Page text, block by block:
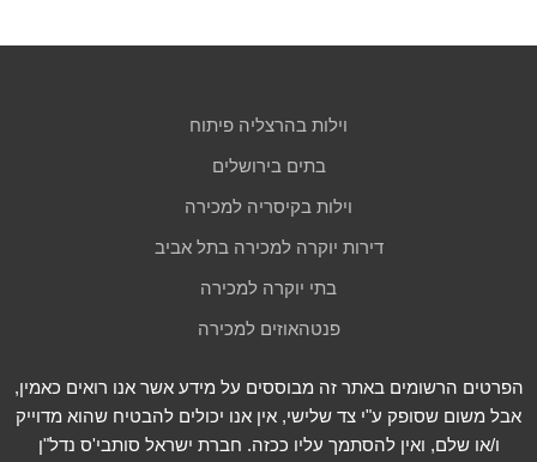
וילות בהרצליה פיתוח
בתים בירושלים
וילות בקיסריה למכירה
דירות יוקרה למכירה בתל אביב
בתי יוקרה למכירה
פנטהאוזים למכירה
הפרטים הרשומים באתר זה מבוססים על מידע אשר אנו רואים כאמין,
אבל משום שסופק ע"י צד שלישי, אין אנו יכולים להבטיח שהוא מדוייק
ו/או שלם, ואין להסתמך עליו ככזה. חברת ישראל סותבי'ס נדל"ן